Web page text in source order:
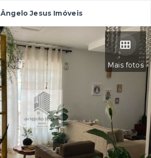
Ângelo Jesus Imóveis
Mais fotos